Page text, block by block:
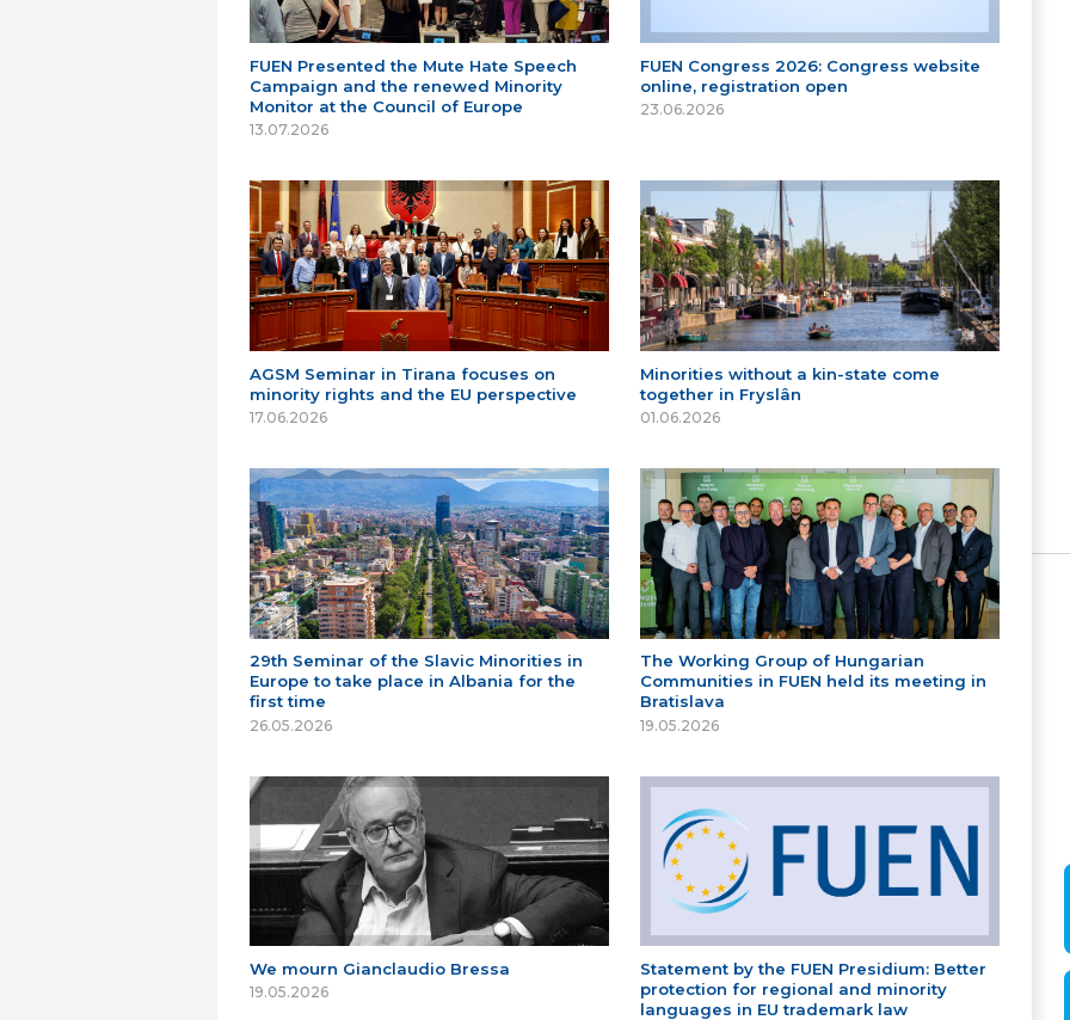
FUEN Presented the Mute Hate Speech
Campaign and the renewed Minority
Monitor at the Council of Europe
13.07.2026
FUEN Congress 2026: Congress website
online, registration open
23.06.2026
AGSM Seminar in Tirana focuses on
minority rights and the EU perspective
17.06.2026
Minorities without a kin-state come
together in Fryslân
01.06.2026
29th Seminar of the Slavic Minorities in
Europe to take place in Albania for the
first time
26.05.2026
The Working Group of Hungarian
Communities in FUEN held its meeting in
Bratislava
19.05.2026
We mourn Gianclaudio Bressa
19.05.2026
Statement by the FUEN Presidium: Better
protection for regional and minority
languages in EU trademark law